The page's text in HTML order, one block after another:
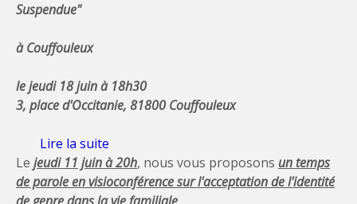
Suspendue"
à Couffouleux
le jeudi 18 juin à 18h30
3, place d'Occitanie, 81800 Couffouleux
Lire la suite
débat à Couffouleux
Le jeudi 11 juinà 20h, nous vous proposons un temps
de parole en visioconférencesur l'acceptation de l'identité